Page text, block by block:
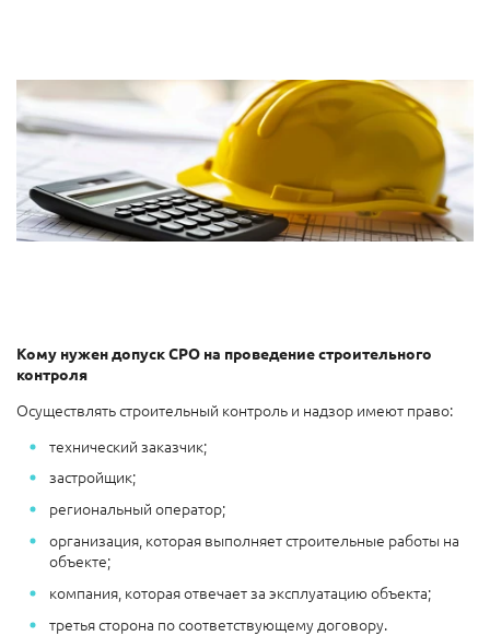
Кому нужен допуск СРО на проведение строительного
контроля
Осуществлять строительный контроль и надзор имеют право:
технический заказчик;
застройщик;
региональный оператор;
организация, которая выполняет строительные работы на
объекте;
компания, которая отвечает за эксплуатацию объекта;
третья сторона по соответствующему договору.